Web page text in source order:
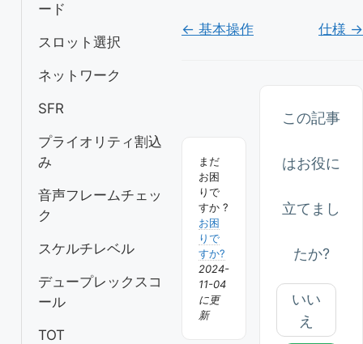
ード
スロット選択
ネットワーク
SFR
プライオリティ割込
み
音声フレームチェッ
ク
スケルチレベル
デュープレックスコ
ール
TOT
Doc
シ
ョ
ン
← 基本操作 仕様 →
まだ
お困
りで
すか ?
お困
りで
すか?
2024-
11-04
に更
新
この記事
はお役に
立てまし
たか?
いい
え